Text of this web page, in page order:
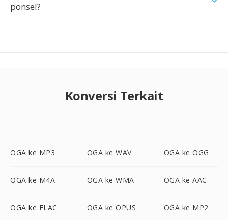
ponsel?
Konversi Terkait
OGA ke MP3 OGA ke WAV OGA ke OGG
OGA ke M4A OGA ke WMA OGA ke AAC
OGA ke FLAC OGA ke OPUS OGA ke MP2